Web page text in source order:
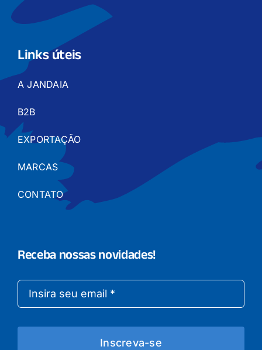
Links úteis
A JANDAIA
B2B
EXPORTAÇÃO
MARCAS
CONTATO
Receba nossas novidades!
Inscreva-se